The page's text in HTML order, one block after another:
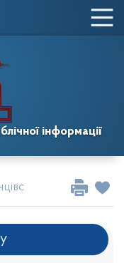
інформації
районної в